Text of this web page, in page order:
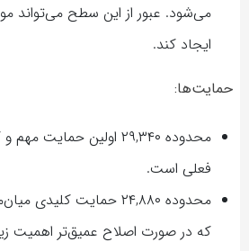
می‌شود. عبور از این سطح می‌تواند
ایجاد کند.
حمایت‌ها:
محدوده ۲۹,۳۴۰ اولین
فعلی است.
محدوده ۲۴,۸۸۰ حمایت
که در صورت اصلاح عمیق‌تر اهمیت